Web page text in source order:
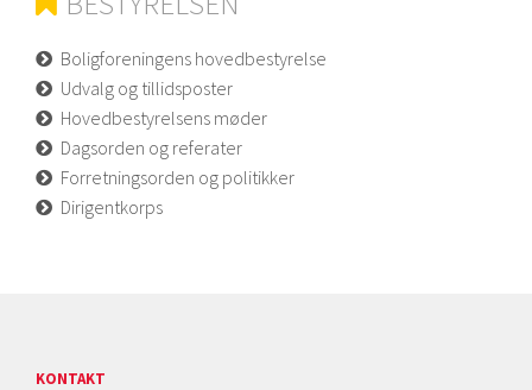
Boligforeningens hovedbestyrelse
Udvalg og tillidsposter
Hovedbestyrelsens møder
Dagsorden og referater
Forretningsorden og politikker
Dirigentkorps
KONTAKT